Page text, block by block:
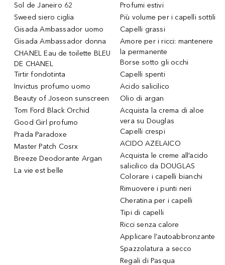
Sol de Janeiro 62
Sweed siero ciglia
Gisada Ambassador uomo
Gisada Ambassador donna
CHANEL Eau de toilette BLEU
DE CHANEL
Tirtir fondotinta
Invictus profumo uomo
Beauty of Joseon sunscreen
Tom Ford Black Orchid
Good Girl profumo
Prada Paradoxe
Master Patch Cosrx
Breeze Deodorante Argan
La vie est belle
Profumi estivi
Più volume per i capelli sottili
Capelli grassi
Amore per i ricci: mantenere
la permanente
Borse sotto gli occhi
Capelli spenti
Acido salicilico
Olio di argan
Acquista la crema di aloe
vera su Douglas
Capelli crespi
ACIDO AZELAICO
Acquista le creme all’acido
salicilico da DOUGLAS
Colorare i capelli bianchi
Rimuovere i punti neri
Cheratina per i capelli
Tipi di capelli
Ricci senza calore
Applicare l'autoabbronzante
Spazzolatura a secco
Regali di Pasqua